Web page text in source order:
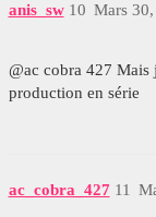
anis_sw Mars
10
@ac cobra 427 Mais
production en série
ac_cobra_427 11